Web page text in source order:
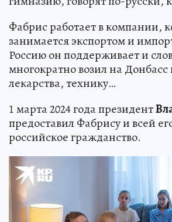
Фабрис работает в компании,
занимается экспортом и
Россию он поддерживает и
многократно возил на Донбасс
лекарства, технику…
1 марта 2024 года президент
предоставил Фабрису и всей
российское гражданство.